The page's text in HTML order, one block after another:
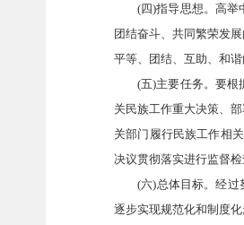
(四)指导思想。高举中
团结奋斗、共同繁荣发
平等、团结、互助、和
(五)主要任务。要根据
关民族工作重大决策、
关部门履行民族工作相
决议贯彻落实进行监督检
(六)总体目标。经过努
逐步实现规范化和制度